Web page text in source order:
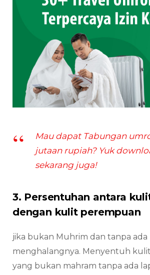
Mau dapat Tabungan
jutaan rupiah? Yuk
sekarang juga!
3. Persentuhan antara
dengan kulit perempuan
jika bukan Muhrim dan tanpa ada
menghalangnya. Menyentuh
yang bukan mahram tanpa ada